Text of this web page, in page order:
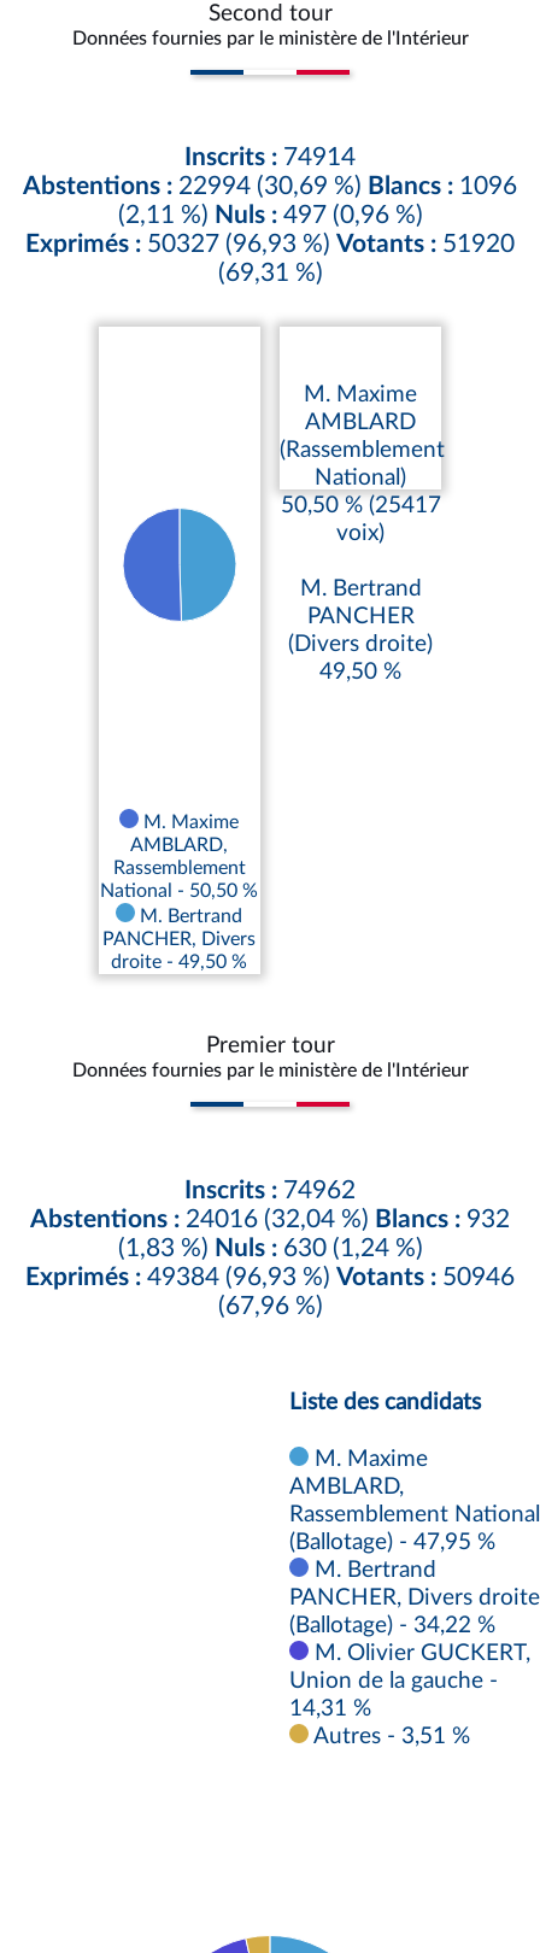
Second tour
Données fournies par le ministère de l'Intérieur
Inscrits : 74914
Abstentions : 22994 (30,69 %) Blancs : 1096
(2,11 %) Nuls :497 (0,96 %)
Exprimés : 50327 (96,93 %) Votants : 51920
(69,31 %)
M. Maxime
AMBLARD,
Rassemblement
National - 50,50 %
M. Bertrand
PANCHER, Divers
droite - 49,50 %
M. Maxime
AMBLARD
(Rassemblement
National)
50,50 % (25417
voix)
M. Bertrand
PANCHER
(Divers droite)
49,50 %
Premier tour
Données fournies par le ministère de l'Intérieur
Inscrits : 74962
Abstentions : 24016 (32,04 %) Blancs : 932
(1,83 %) Nuls :630 (1,24 %)
Exprimés : 49384 (96,93 %) Votants : 50946
(67,96 %)
Liste des candidats
M. Maxime
AMBLARD,
Rassemblement National
(Ballotage) - 47,95 %
M. Bertrand
PANCHER, Divers droite
(Ballotage) - 34,22 %
M. Olivier GUCKERT,
Union de la gauche -
14,31 %
Autres - 3,51 %